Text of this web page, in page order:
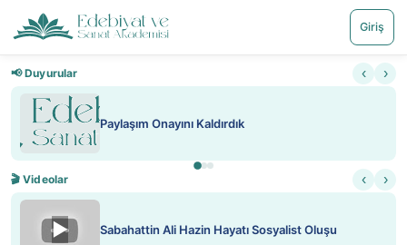
Giriş
📢 Duyurular ‹ ›
Paylaşım Onayını Kaldırdık
🎬 Videolar ‹ ›
▶ Sabahattin Ali Hazin Hayatı Sosyalist Oluşu